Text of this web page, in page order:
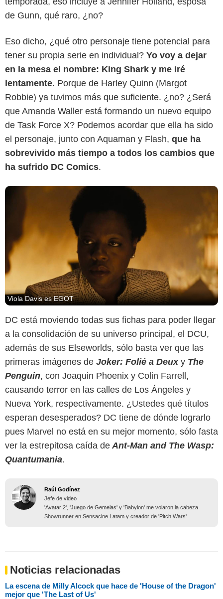
de Gunn, qué raro, ¿no?
Eso dicho, ¿qué otro personaje tiene potencial para
tener su propia serie en individual? Yo voy a dejar
en la mesa el nombre: King Shark y me iré
lentamente. Porque de Harley Quinn (Margot
Robbie) ya tuvimos más que suficiente. ¿no? ¿Será
que Amanda Waller está formando un nuevo equipo
de Task Force X? Podemos acordar que ella ha sido
el personaje, junto con Aquaman y Flash, que ha
sobrevivido más tiempo a todos los cambios que
ha sufrido DC Comics.
DC
Viola Davis es EGOT
DC está moviendo todas sus fichas para poder llegar
a la consolidación de su universo principal, el DCU,
además de sus Elseworlds, sólo basta ver que las
primeras imágenes de Joker: Folié a Deux y The
Penguin, con Joaquin Phoenix y Colin Farrell,
causando terror en las calles de Los Ángeles y
Nueva York, respectivamente. ¿Ustedes qué títulos
esperan desesperados? DC tiene de dónde lograrlo
pues Marvel no está en su mejor momento, sólo fasta
ver la estrepitosa caída deAnt-Man and The Wasp:
Quantumania.
Raúl Godínez
Jefe de video
'Avatar 2', 'Juego de Gemelas' y 'Babylon' me volaron la cabeza.
Showrunner en Sensacine Latam y creador de 'Pitch Wars'
Noticias relacionadas
La escena de Milly Alcock que hace de 'House of the Dragon'
mejor que 'The Last of Us'